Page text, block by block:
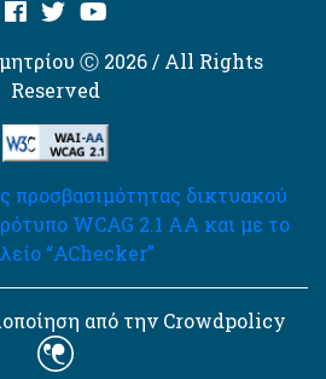
Ⓒ 2026 / All Rights
Reserved
προσβασιμότητας δικτυακού
WCAG 2.1 AA και με το
“AChecker”
από την Crowdpolicy